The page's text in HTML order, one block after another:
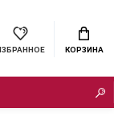
КОРЗИНА